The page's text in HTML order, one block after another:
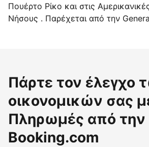
Πουέρτο Ρίκο και στις
Νήσους . Παρέχεται από την
Πάρτε τον έλεγχο
οικονομικών σας
Πληρωμές από την
Booking.com